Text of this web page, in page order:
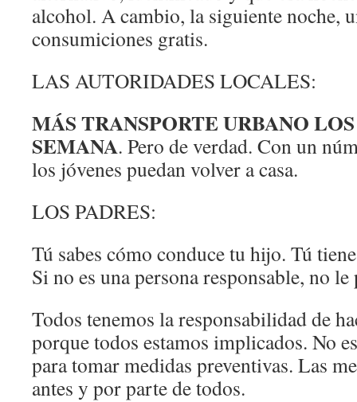
alcohol. A cambio, la siguiente noche,
consumiciones gratis.
LAS AUTORIDADES LOCALES:
MÁS TRANSPORTE URBANO
SEMANA. Pero de verdad. Con un
los jóvenes puedan volver a casa.
LOS PADRES:
Tú sabes cómo conduce tu hijo. Tú
Si no es una persona responsable, no
Todos tenemos la responsabilidad de
porque todos estamos implicados. No
para tomar medidas preventivas. Las
antes y por parte de todos.